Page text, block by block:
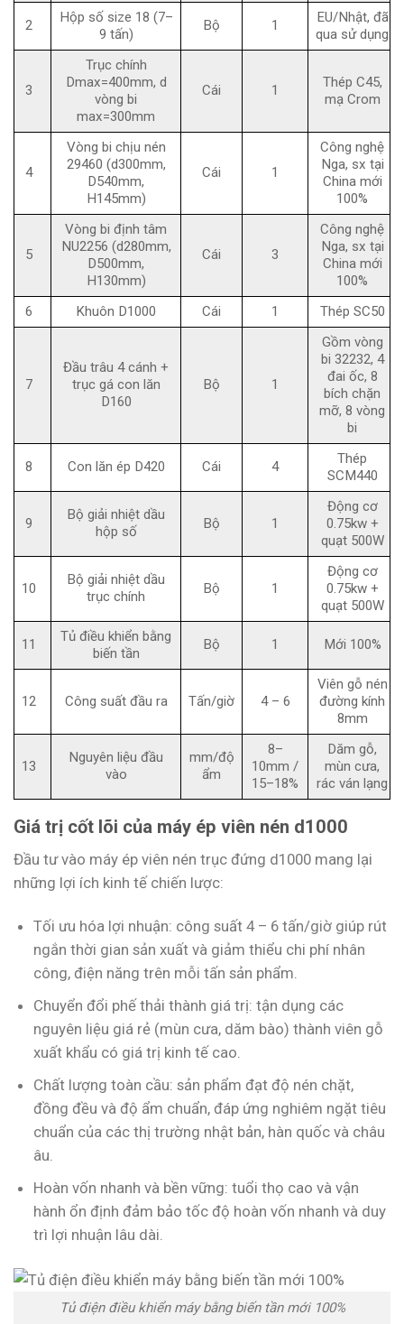
2
Hộp số size 18 (7–
9 tấn)
Bộ 1
EU/Nhật, đã
qua sử dụng
3
Trục chính
Dmax=400mm, d
vòng bi
max=300mm
Cái 1
Thép C45,
mạ Crom
4
Vòng bi chịu nén
29460 (d300mm,
D540mm,
H145mm)
Cái 1
Công nghệ
Nga, sx tại
China mới
100%
5
Vòng bi định tâm
NU2256 (d280mm,
D500mm,
H130mm)
Cái 3
Công nghệ
Nga, sx tại
China mới
100%
6
Khuôn D1000 Cái 1 Thép SC50
7
Đầu trâu 4 cánh +
trục gá con lăn
D160
Bộ 1
Gồm vòng
bi 32232, 4
đai ốc, 8
bích chặn
mỡ, 8 vòng
bi
8 Con lăn ép D420 Cái 4
Thép
SCM440
9
Bộ giải nhiệt dầu
hộp số
Bộ 1
Động cơ
0.75kw +
quạt 500W
10
Bộ giải nhiệt dầu
trục chính
Bộ 1
Động cơ
0.75kw +
quạt 500W
11
Tủ điều khiển bằng
biến tần
Bộ 1 Mới 100%
12 Công suất đầu ra Tấn/giờ 4 – 6
Viên gỗ nén
đường kính
8mm
13
Nguyên liệu đầu
vào
mm/độ
ẩm
8–
10mm /
15–18%
Dăm gỗ,
mùn cưa,
rác ván lạng
Giá trị cốt lõi của máy ép viên nén d1000
Đầu tư vào máy ép viên nén trục đứng d1000 mang lại
những lợi ích kinh tế chiến lược:
Tối ưu hóa lợi nhuận: công suất 4 – 6 tấn/giờ giúp rút
ngắn thời gian sản xuất và giảm thiểu chi phí nhân
công, điện năng trên mỗi tấn sản phẩm.
Chuyển đổi phế thải thành giá trị: tận dụng các
nguyên liệu giá rẻ (mùn cưa, dăm bào) thành viên gỗ
xuất khẩu có giá trị kinh tế cao.
Chất lượng toàn cầu: sản phẩm đạt độ nén chặt,
đồng đều và độ ẩm chuẩn, đáp ứng nghiêm ngặt tiêu
chuẩn của các thị trường nhật bản, hàn quốc và châu
âu.
Hoàn vốn nhanh và bền vững: tuổi thọ cao và vận
hành ổn định đảm bảo tốc độ hoàn vốn nhanh và duy
trì lợi nhuận lâu dài.
Tủ điện điều khiển máy bằng biến tần mới 100%